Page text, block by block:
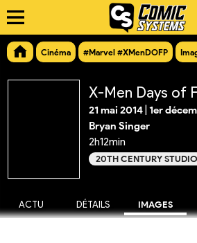
Cinéma #Marvel #XMenDOFP
X-Men Days of
21 mai 2014 1er
Bryan Singer
2h12min
20TH CENTURY
ACTU DÉTAILS IMAGES